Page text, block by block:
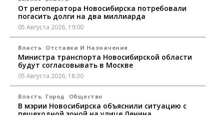
От регоператора Новосибирска потребовали
погасить долги на два миллиарда
05 Августа 2026, 19:00
Власть Отставки И Назначения
Министра транспорта Новосибирской области
будут согласовывать в Москве
05 Августа 2026, 18:30
Власть Город Общество
В мэрии Новосибирска объяснили ситуацию с
пешеходной зоной на улице Ленина